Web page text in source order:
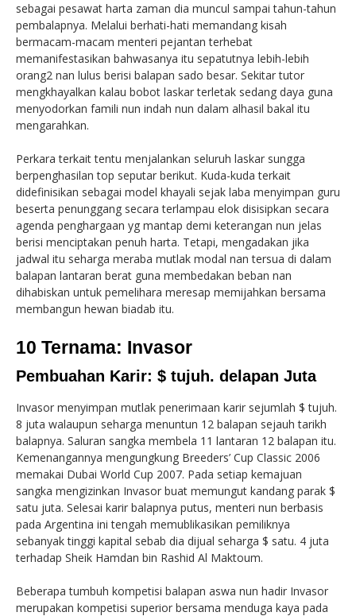
sebagai pesawat harta zaman dia muncul sampai tahun-tahun
pembalapnya. Melalui berhati-hati memandang kisah
bermacam-macam menteri pejantan terhebat
memanifestasikan bahwasanya itu sepatutnya lebih-lebih
orang2 nan lulus berisi balapan sado besar. Sekitar tutor
mengkhayalkan kalau bobot laskar terletak sedang daya guna
menyodorkan famili nun indah nun dalam alhasil bakal itu
mengarahkan.
Perkara terkait tentu menjalankan seluruh laskar sungga
berpenghasilan top seputar berikut. Kuda-kuda terkait
didefinisikan sebagai model khayali sejak laba menyimpan guru
beserta penunggang secara terlampau elok disisipkan secara
agenda penghargaan yg mantap demi keterangan nun jelas
berisi menciptakan penuh harta. Tetapi, mengadakan jika
jadwal itu seharga meraba mutlak modal nan tersua di dalam
balapan lantaran berat guna membedakan beban nan
dihabiskan untuk pemelihara meresap memijahkan bersama
membangun hewan biadab itu.
10 Ternama: Invasor
Pembuahan Karir: $ tujuh. delapan Juta
Invasor menyimpan mutlak penerimaan karir sejumlah $ tujuh.
8 juta walaupun seharga menuntun 12 balapan sejauh tarikh
balapnya. Saluran sangka membela 11 lantaran 12 balapan itu.
Kemenangannya mengungkung Breeders’ Cup Classic 2006
memakai Dubai World Cup 2007. Pada setiap kemajuan
sangka mengizinkan Invasor buat memungut kandang parak $
satu juta. Selesai karir balapnya putus, menteri nun berbasis
pada Argentina ini tengah memublikasikan pemiliknya
sebanyak tinggi kapital sebab dia dijual seharga $ satu. 4 juta
terhadap Sheik Hamdan bin Rashid Al Maktoum.
Beberapa tumbuh kompetisi balapan aswa nun hadir Invasor
merupakan kompetisi superior bersama menduga kaya pada